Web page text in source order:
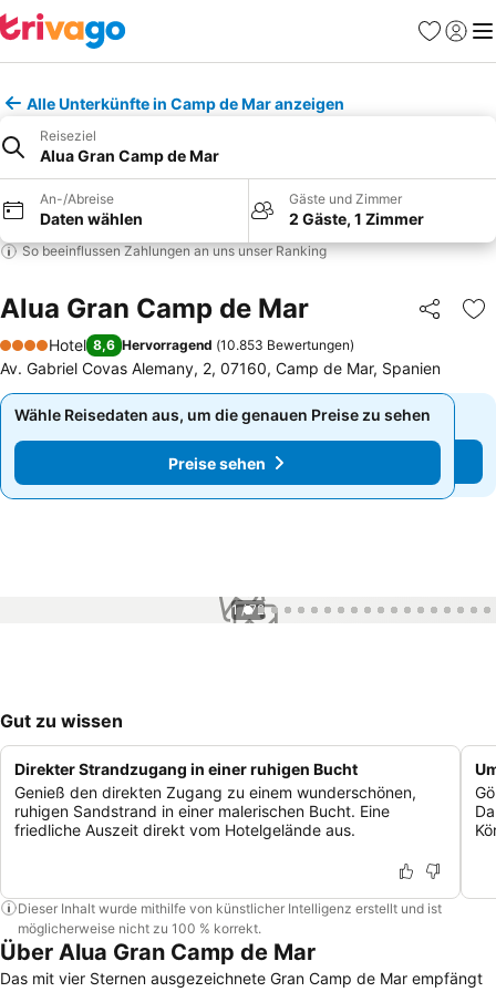
Favoriten
Alle Unterkünfte in Camp de Mar anzeigen
Reiseziel
Alua Gran Camp de Mar
An-/Abreise
Daten wählen
Gäste und Zimmer
2 Gäste, 1 Zimmer
So beeinflussen Zahlungen an uns unser Ranking
Alua Gran Camp de Mar Teilen
4 Sterne
Hotel 8,6 Hervorragend (10.853 Bewertungen)
Av. Gabriel Covas Alemany, 2, 07160, Camp de Mar, Spanien
Wähle Reisedaten aus, um die genauen Preise zu sehen
Preise sehen
Wähle Reisedaten aus, um die genauen Preise zu sehen
Preise sehen
1 / 72
Gut zu wissen
Direkter Strandzugang in einer ruhigen Bucht
Genieß den direkten Zugang zu einem wunderschönen,
ruhigen Sandstrand in einer malerischen Bucht. Eine
friedliche Auszeit direkt vom Hotelgelände aus.
Dieser Inhalt wurde mithilfe von künstlicher Intelligenz erstellt und ist
möglicherweise nicht zu 100 % korrekt.
Über Alua Gran Camp de Mar
Das mit vier Sternen ausgezeichnete Gran Camp de Mar empfängt